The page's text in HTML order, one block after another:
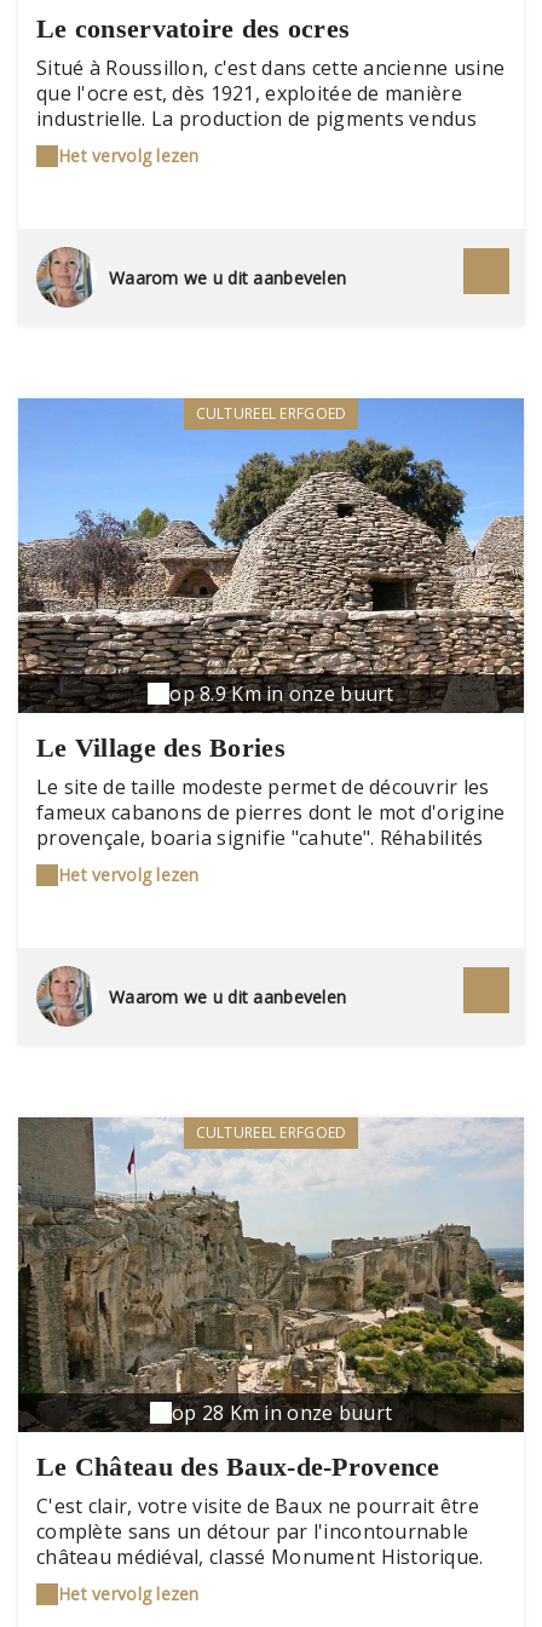
Le conservatoire des ocres
Situé à Roussillon, c'est dans cette ancienne usine
que l'ocre est, dès 1921, exploitée de manière
industrielle. La production de pigments vendus
dans le monde entier atteint environ 1 000
tonnes par an. Pour permettre au visiteur de
moulins ont été restaurés. La visite est jalonnée
de témoignages de l'ancien contremaître et de
photographies.
Het vervolg lezen
Waarom we u dit aanbevelen
CULTUREEL ERFGOED
op 8.9 Km in onze buurt
Le Village des Bories
Le site de taille modeste permet de découvrir les
fameux cabanons de pierres dont le mot d'origine
provençale, boaria signifie "cahute". Réhabilités
pendant près de 10 ans avant d'être classés
Monument Historique, les groupements de
poulaillers forment un ensemble étonnant au
cœur de la garrigue provençale.
Het vervolg lezen
Waarom we u dit aanbevelen
CULTUREEL ERFGOED
op 28 Km in onze buurt
Le Château des Baux-de-Provence
C'est clair, votre visite de Baux ne pourrait être
complète sans un détour par l'incontournable
château médiéval, classé Monument Historique.
La forteresse, le donjon, les tours, le colombier
seigneurial, l'hôpital Quiqueran et les deux
Het vervolg lezen